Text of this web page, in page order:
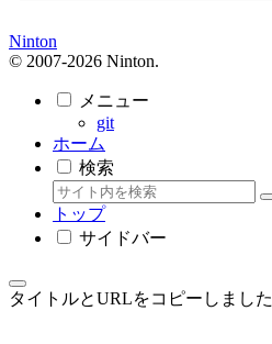
ゴ
リ
Ninton
© 2007-2026 Ninton.
メニュー
git
ホーム
検索
トップ
サイドバー
タイトルとURLをコピーしました